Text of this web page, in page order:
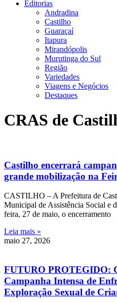
Editorias
Andradina
Castilho
Guaraçaí
Itapura
Mirandópolis
Murutinga do Sul
Região
Variedades
Viagens e Negócios
Destaques
CRAS de
Castilho encerrará
grande mobilização na
CASTILHO – A Prefeitura de
Municipal de Assistência Social e
feira, 27 de maio, o encerramento
Leia mais »
maio 27, 2026
FUTURO PROTEGIDO:
Campanha Intensa de
Exploração Sexual de